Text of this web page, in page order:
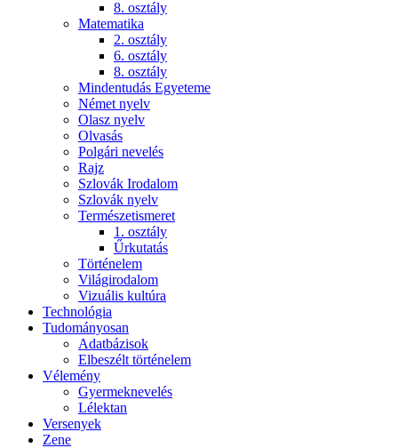
8. osztály
Matematika
2. osztály
6. osztály
8. osztály
Mindentudás Egyeteme
Német nyelv
Olasz nyelv
Olvasás
Polgári nevelés
Rajz
Szlovák Irodalom
Szlovák nyelv
Természetismeret
1. osztály
Űrkutatás
Történelem
Világirodalom
Vizuális kultúra
Technológia
Tudományosan
Adatbázisok
Elbeszélt történelem
Vélemény
Gyermeknevelés
Lélektan
Versenyek
Zene